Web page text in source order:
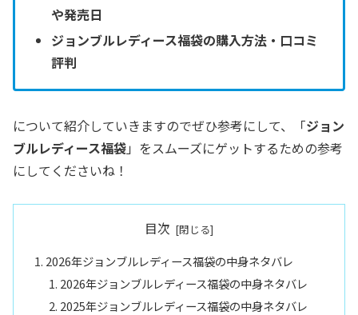
や発売日
ジョンブルレディース福袋の購入方法・口コミ
評判
について紹介していきますのでぜひ参考にして、「ジョン
ブルレディース福袋」をスムーズにゲットするための参考
にしてくださいね！
目次
2026年ジョンブルレディース福袋の中身ネタバレ
2026年ジョンブルレディース福袋の中身ネタバレ
2025年ジョンブルレディース福袋の中身ネタバレ